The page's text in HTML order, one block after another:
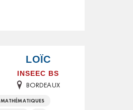
LOÏC
INSEEC BS
BORDEAUX
MATHÉMATIQUES